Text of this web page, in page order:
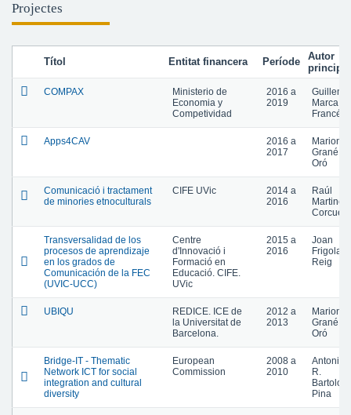
Projectes
Títol Entitat financera Període
Autor
principal
COMPAX
Ministerio de
Economia y
Competividad
2016 a
2019
Guillem
Marca
Francés
Apps4CAV 2016 a
2017
Mariona
Grané
Oró
Comunicació i tractament
de minories etnoculturals
CIFE UVic 2014 a
2016
Raúl
Martinez
Corcuera
Transversalidad de los
procesos de aprendizaje
en los grados de
Comunicación de la FEC
(UVIC-UCC)
Centre
d'Innovació i
Formació en
Educació. CIFE.
UVic
2015 a
2016
Joan
Frigola
Reig
UBIQU
REDICE. ICE de
la Universitat de
Barcelona.
2012 a
2013
Mariona
Grané
Oró
Bridge-IT - Thematic
Network ICT for social
integration and cultural
diversity
European
Commission
2008 a
2010
Antonio
R.
Pina